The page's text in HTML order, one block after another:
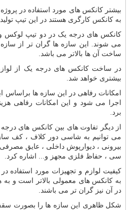
بیشتر کانکس های مورد استفاده در
به کانکس کارگری هستند در این تیپ
کانکس های درجه یک در دو تیپ لوکس و
می شوند. این سازه ها گران تر از
ساخت آن ها بالاتر می باشد.
در ساخت کانکس های درجه یک از
بیشتری خواهد شد.
امکانات رفاهی در این سازه ها براساس
اجرا می شود و این امکانات رفاهی
برد.
از دیگر تفاوت های بین کانکس های
می توانیم به شاسی دور کلاف ، کف
بیرونی ، دیوارپوش داخلی ، عایق
سی ، حفاظ فلزی مجهز و... اشاره کرد.
کیفیت لوازم و تجهیزات مورد استفاده
به کانکس های معمولی بالاتر است و به
در آن نیز گران تر می باشند.
شکل ظاهری این سازه ها را بصورت